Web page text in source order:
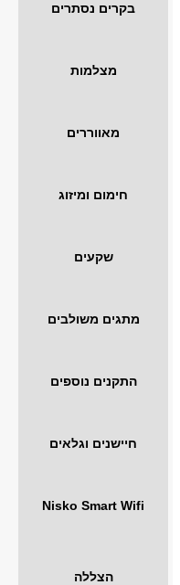
בקרים נסתרים
מצלמות
מאווררים
חימום ומיזוג
שקעים
מתגים משולבים
התקנים נוספים
חיישנים וגלאים
Nisko Smart Wifi
הצללה